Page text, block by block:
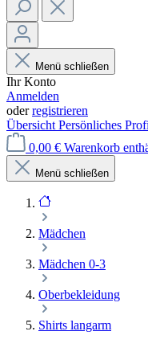
Menü schließen
Ihr Konto
Anmelden
oderregistrieren
Übersicht Persönliches
0,00 € Warenkorb
Menü schließen
Mädchen
Mädchen 0-3
Oberbekleidung
Shirts langarm